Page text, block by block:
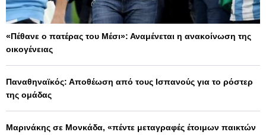
«Πέθανε ο πατέρας του Μέσι»: Αναμένεται η ανακοίνωση της
οικογένειας
Παναθηναϊκός: Αποθέωση από τους Ισπανούς για το ρόστερ
της ομάδας
Μαρινάκης σε Μονκάδα, «πέντε μεταγραφές έτοιμων παικτών